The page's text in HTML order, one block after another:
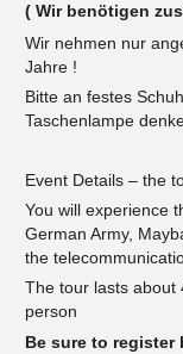
( Wir benötigen
Wir nehmen nur
Jahre !
Bitte an festes
Taschenlampe
Event Details – the
You will experience
German Army,
the
The tour lasts about
person
Be sure to register